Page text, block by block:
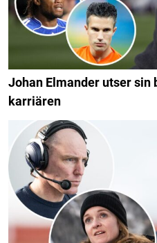
Johan Elmander utser
karriären